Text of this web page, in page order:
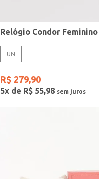
Relógio Condor Feminino
UN
R$ 279,90
5x de R$ 55,98